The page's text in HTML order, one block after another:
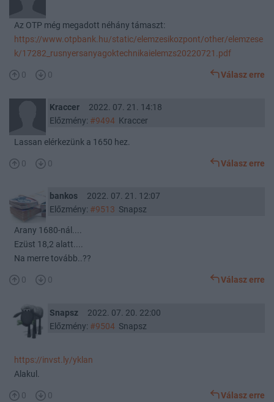
Az OTP még megadott néhány támaszt:
https://www.otpbank.hu/static/elemzesikozpont/other/elemzese
k/17282_rusnyersanyagoktechnikaielemzs20220721.pdf
0 0 Válasz erre
Kraccer
2022. 07. 21. 14:18
Előzmény: #9494Kraccer
Lassan elérkezünk a 1650 hez.
0 0 Válasz erre
bankos
2022. 07. 21. 12:07
Előzmény: #9513 Snapsz
Arany 1680-nál....
Ezüst 18,2 alatt....
Na merre tovább..??
0 0 Válasz erre
Snapsz
2022. 07. 20. 22:00
Előzmény: #9504Snapsz
https://invst.ly/yklan
Alakul.
0 0 Válasz erre